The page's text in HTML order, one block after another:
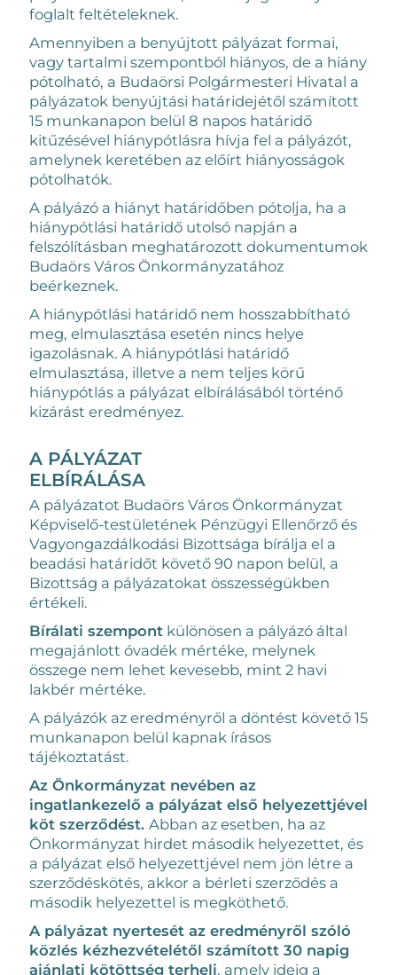
foglalt feltételeknek.
Amennyiben a benyújtott pályázat formai,
vagy tartalmi szempontból hiányos, de a hiány
pótolható, a Budaörsi Polgármesteri Hivatal a
pályázatok benyújtási határidejétől számított
15 munkanapon belül 8 napos határidő
kitűzésével hiánypótlásra hívja fel a pályázót,
amelynek keretében az előírt hiányosságok
pótolhatók.
A pályázó a hiányt határidőben pótolja, ha a
hiánypótlási határidő utolsó napján a
felszólításban meghatározott dokumentumok
Budaörs Város Önkormányzatához
beérkeznek.
A hiánypótlási határidő nem hosszabbítható
meg, elmulasztása esetén nincs helye
igazolásnak. A hiánypótlási határidő
elmulasztása, illetve a nem teljes körű
hiánypótlás a pályázat elbírálásából történő
kizárást eredményez.
A PÁLYÁZAT
ELBÍRÁLÁSA
A pályázatot Budaörs Város Önkormányzat
Képviselő-testületének Pénzügyi Ellenőrző és
Vagyongazdálkodási Bizottsága bírálja el a
beadási határidőt követő 90 napon belül, a
Bizottság a pályázatokat összességükben
értékeli.
Bírálati szempontkülönösen a pályázó által
megajánlott óvadék mértéke, melynek
összege nem lehet kevesebb, mint 2 havi
lakbér mértéke.
A pályázók az eredményről a döntést követő 15
munkanapon belül kapnak írásos
tájékoztatást.
Az Önkormányzat nevében az
ingatlankezelő a pályázat első helyezettjével
köt szerződést. Abban az esetben, ha az
Önkormányzat hirdet második helyezettet, és
a pályázat első helyezettjével nem jön létre a
szerződéskötés, akkor a bérleti szerződés a
második helyezettel is megköthető.
A pályázat nyertesét az eredményről szóló
közlés kézhezvételétől számított 30 napig
ajánlati kötöttség terheli, amely ideig a